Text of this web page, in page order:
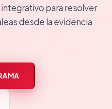
para resolver
desde la evidencia